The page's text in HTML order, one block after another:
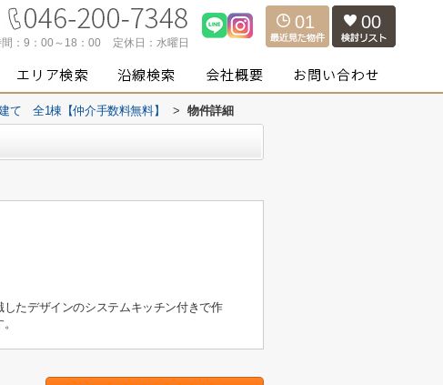
： 9：00～18：00 定休日： 水曜日
01 00
て 全1棟【仲介手数料無料】 > 物件詳細
たデザインのシステムキッチン付きで作